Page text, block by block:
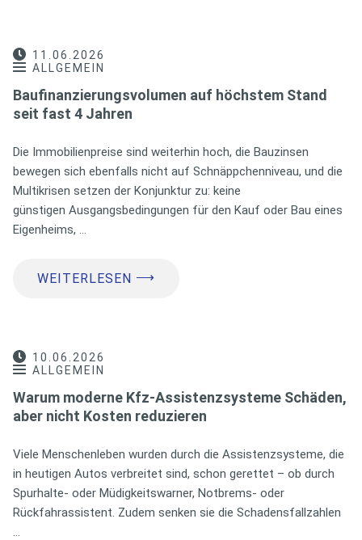
11.06.2026
ALLGEMEIN
Baufinanzierungsvolumen auf höchstem Stand
seit fast 4 Jahren
Die Immobilienpreise sind weiterhin hoch, die Bauzinsen
bewegen sich ebenfalls nicht auf Schnäppchenniveau, und die
Multikrisen setzen der Konjunktur zu: keine
günstigen Ausgangsbedingungen für den Kauf oder Bau eines
Eigenheims, …
WEITERLESEN ⟶
10.06.2026
ALLGEMEIN
Warum moderne Kfz-Assistenzsysteme Schäden,
aber nicht Kosten reduzieren
Viele Menschenleben wurden durch die Assistenzsysteme, die
in heutigen Autos verbreitet sind, schon gerettet – ob durch
Spurhalte- oder Müdigkeitswarner, Notbrems- oder
Rückfahrassistent. Zudem senken sie die Schadensfallzahlen
…